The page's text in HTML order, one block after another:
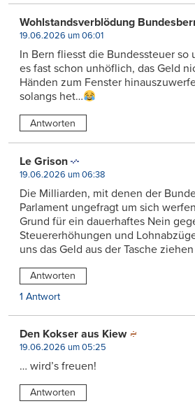
Wohlstandsverblödung
19.06.2026 um 06:01
In Bern fliesst die Bundessteuer so
es fast schon unhöflich, das Geld
Händen zum Fenster
solangs het…
Antworten
Le Grison
19.06.2026 um 06:38
Die Milliarden, mit denen der
Parlament ungefragt um sich
Grund für ein dauerhaftes Nein
Steuererhöhungen und
uns das Geld aus der Tasche
Antworten
1 Antwort
Den Kokser aus Kiew
19.06.2026 um 05:25
… wird’s freuen!
Antworten